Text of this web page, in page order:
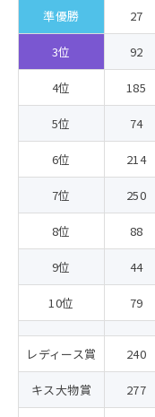
準優勝 27
3位 92
4位 185
5位 74
6位 214
7位 250
8位 88
9位 44
10位 79
レディース賞 240
キス大物賞 277